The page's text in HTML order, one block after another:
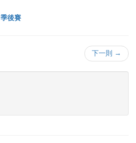
季後賽
下一則 →